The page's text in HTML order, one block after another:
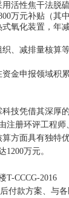
活性焦干法脱
万元补贴（其
氧化装置，年
、减排量核算
金申报领域积
技凭借其深厚
册环评工程
方面具有独特
万元。
T-CCCG-2016
付款方案、与